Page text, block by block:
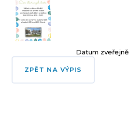
Datum
ZPĚT NA VÝPIS